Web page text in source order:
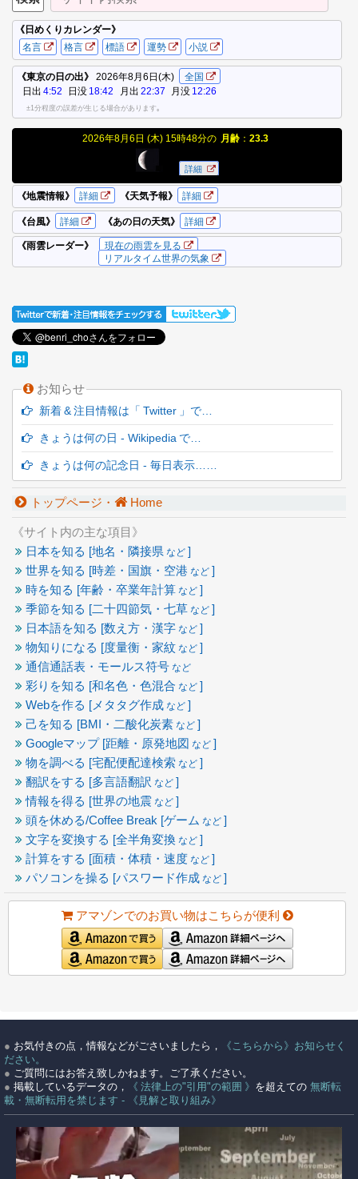
お知らせ
新着 & 注目情報は「 Twitter 」で…
きょうは何の日 - Wikipedia で…
きょうは何の記念日 - 毎日表示……
トップページ・ Home
《サイト内の主な項目》
日本を知る [地名・隣接県 など ]
世界を知る [時差・国旗・空港 など ]
時を知る [年齢・卒業年計算 など ]
季節を知る [二十四節気・七草 など ]
日本語を知る [数え方・漢字 など ]
物知りになる [度量衡・家紋 など ]
通信通話表・モールス符号 など
彩りを知る [和名色・色混合 など ]
Webを作る [メタタグ作成 など ]
己を知る [BMI・二酸化炭素 など ]
Googleマップ [距離・原発地図 など ]
物を調べる [宅配便配達検索 など ]
翻訳をする [多言語翻訳 など ]
情報を得る [世界の地震 など ]
頭を休める/Coffee Break [ゲーム など ]
文字を変換する [全半角変換 など ]
計算をする [面積・体積・速度 など ]
パソコンを操る [パスワード作成 など ]
アマゾンでのお買い物はこちらが便利
● お気付きの点，情報などがごさいましたら，
《こちらから》お知らせく
ださい。
● ご質問にはお答え致しかねます。ご了承ください。
● 掲載しているデータの， 《 法律上の"引用"の範囲 》 を超えての 無断転
載・無断転用を禁じます - 《見解と取り組み》